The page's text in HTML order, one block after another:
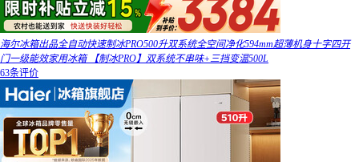
海尔冰箱出品全自动快速制冰PRO500升双系统全空间净化594mm超薄机身十字四开
门一级能效家用冰箱 【制冰PRO】双系统不串味+三挡变温500L
63条评价